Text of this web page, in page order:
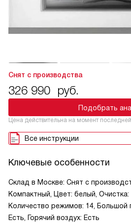
Снят с производства
326 990 руб.
Подобрать
Цена действительна на момент
Все инструкции
Ключевые особенности
Склад в Москве: Снят с
Компактный, Цвет: белый, Очистка:
Количество режимов: 14, Большой
Есть, Горячий воздух: Есть